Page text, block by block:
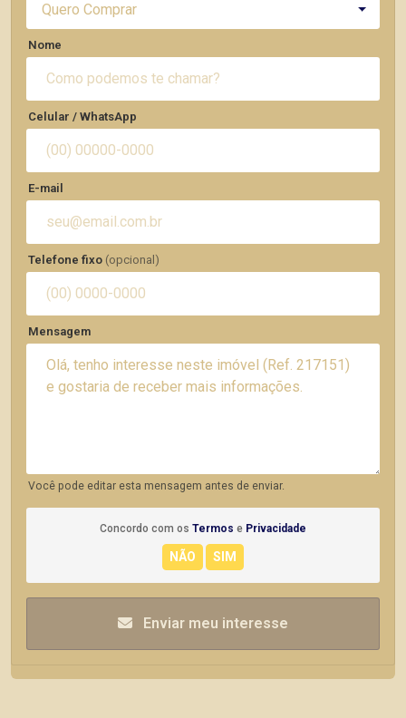
Quero Comprar
Nome
Celular / WhatsApp
E-mail
Telefone fixo (opcional)
Mensagem
Você pode editar esta mensagem antes de enviar.
Concordo com os Termos e Privacidade
Enviar meu interesse